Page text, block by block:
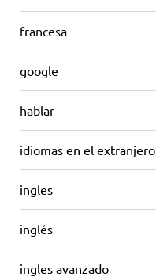
francesa
google
hablar
idiomas en el extranjero
ingles
inglés
ingles avanzado